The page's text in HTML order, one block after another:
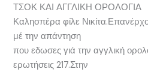
ΤΣΟΚ ΚΑΙ ΑΓΓΛΙΚΗ ΟΡΟΛΟΓΙΑ
Καλησπέρα φίλε
μέ την απάντηση
που εδωσες γιά την αγγλική
ερωτήσεις 217.Στην